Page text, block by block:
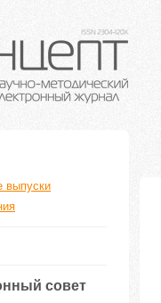
выпуски
совет